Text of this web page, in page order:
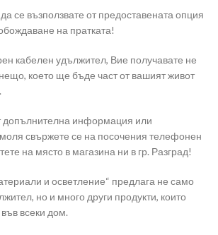
се възползвате от предоставената опция
на пратката!
кабелен удължител, Вие получавате не
което ще бъде част от вашият живот
допълнителна информация или
моля свържете се на посочения телефонен
на място в магазина ни в гр. Разград!
и осветление“ предлага не само
но и много други продукти, които
всеки дом.